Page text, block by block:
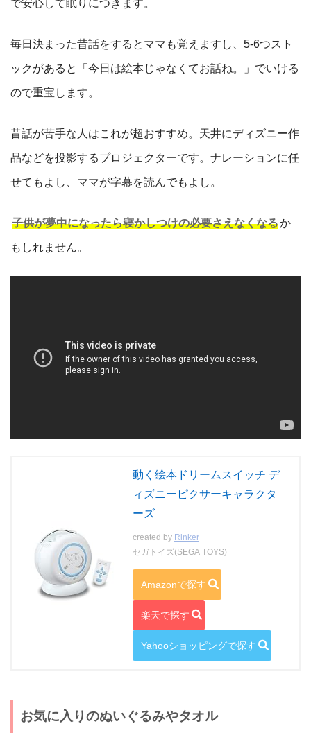
で安心して眠りにつきます。
毎日決まった昔話をするとママも覚えますし、5-6つスト
ックがあると「今日は絵本じゃなくてお話ね。」でいける
ので重宝します。
昔話が苦手な人はこれが超おすすめ。天井にディズニー作
品などを投影するプロジェクターです。ナレーションに任
せてもよし、ママが字幕を読んでもよし。
子供が夢中になったら寝かしつけの必要さえなくなるか
もしれません。
動く絵本ドリームスイッチ デ
ィズニーピクサーキャラクタ
ーズ
created by Rinker
セガトイズ(SEGA TOYS)
Amazonで探す
楽天で探す
Yahooショッピングで探す
お気に入りのぬいぐるみやタオル